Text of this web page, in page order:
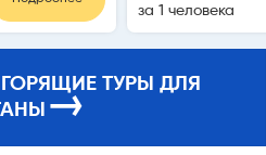
за 1 человека
ТУРЫ ДЛЯ
→